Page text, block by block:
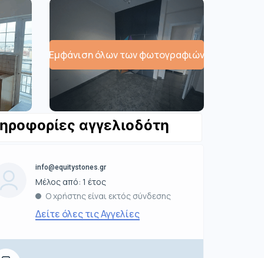
Εμφάνιση όλων των φωτογραφιών
αγγελιοδότη
info@equitystones.gr
Μέλος από: 1 έτος
Ο χρήστης είναι εκτός σύνδεσης
Δείτε όλες τις Αγγελίες